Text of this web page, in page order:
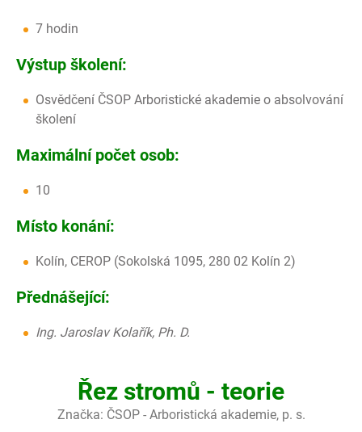
Řez stromů - teorie
Značka: ČSOP - Arboristická akademie, p. s.
7 hodin
Výstup školení:
Osvědčení ČSOP Arboristické akademie o absolvování
školení
Maximální počet osob:
10
Místo konání:
Kolín, CEROP (Sokolská 1095, 280 02 Kolín 2)
Přednášející:
Ing. Jaroslav Kolařík, Ph. D.